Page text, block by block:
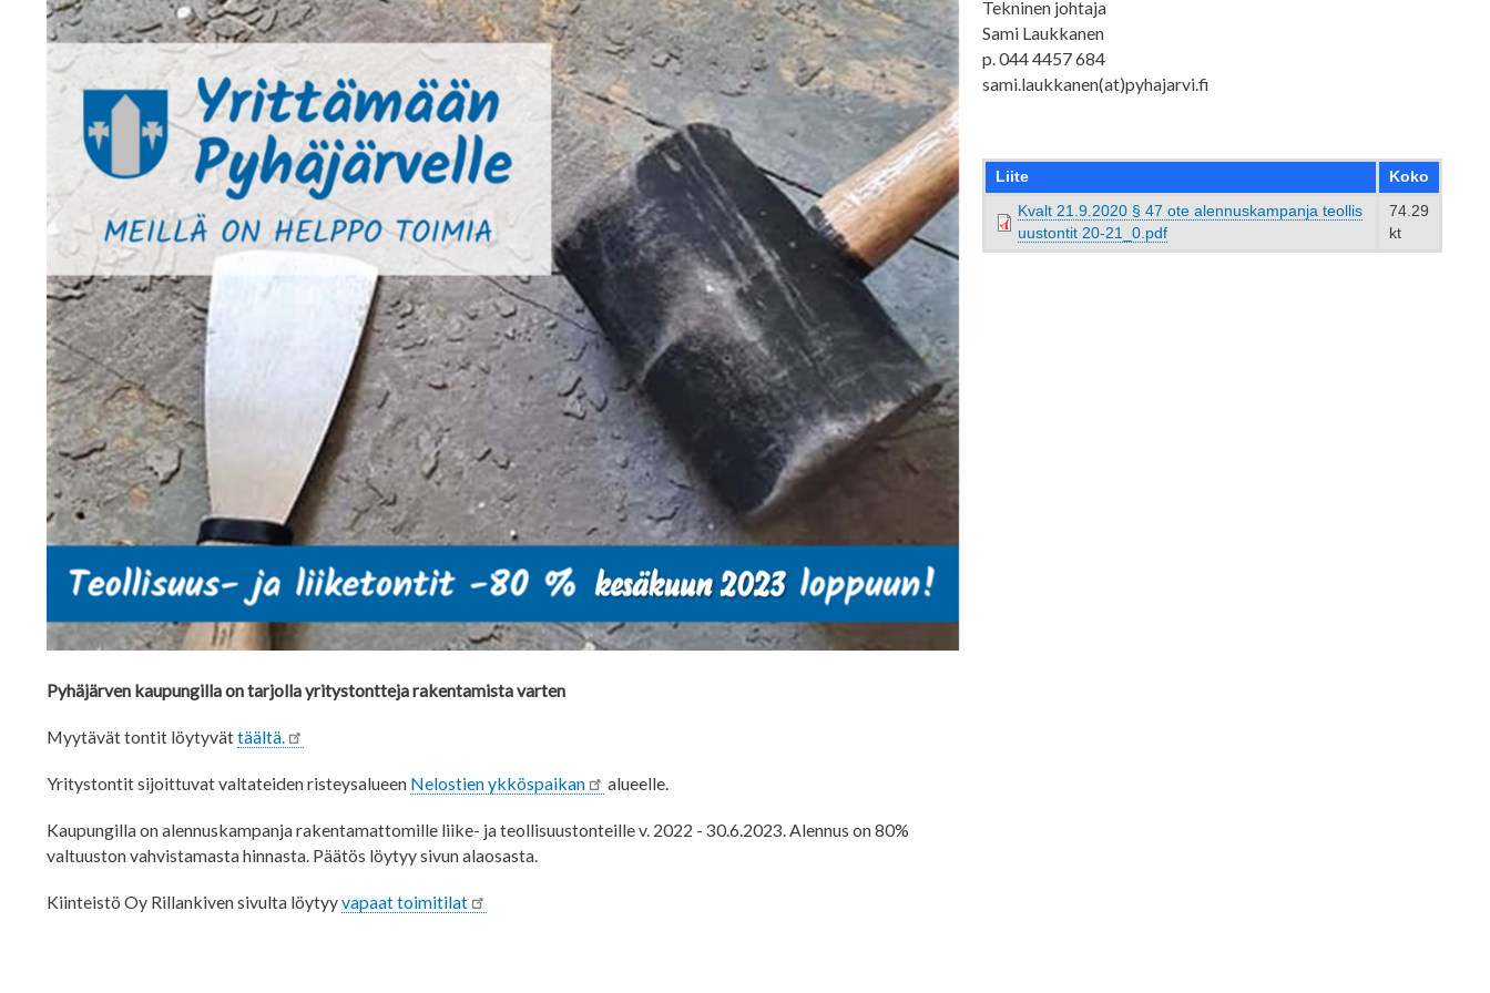
Pyhäjärven kaupungilla on tarjolla yritystontteja rakentamista varten
Myytävät tontit löytyvättäältä.
Yritystontit sijoittuvat valtateiden risteysalueen Nelostien ykköspaikan alueelle.
Kaupungilla on alennuskampanja rakentamattomille liike- ja teollisuustonteille v. 2022 - 30.6.2023. Alennus on 80%
valtuuston vahvistamasta hinnasta. Päätös löytyy sivun alaosasta.
Kiinteistö Oy Rillankiven sivulta löytyyvapaat toimitilat
Tekninen johtaja
Sami Laukkanen
p. 044 4457 684
sami.laukkanen(at)pyhajarvi.fi
Liite Koko
Kvalt 21.9.2020 § 47 ote alennuskampanja teollis
uustontit 20-21_0.pdf
74.29
kt